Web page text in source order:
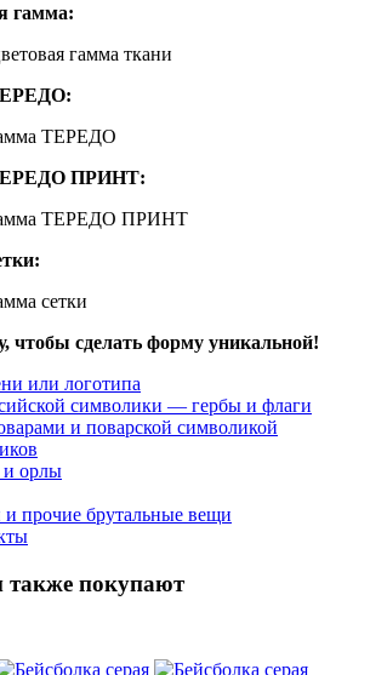
гамма:
ПРИНТ:
чтобы сделать форму уникальной!
или логотипа
символики — гербы и флаги
и поварской символикой
и орлы
и прочие брутальные вещи
также покупают